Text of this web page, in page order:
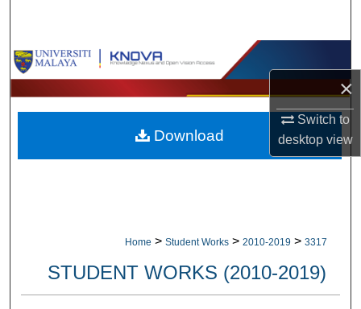
×
Switch to
desktopview
Browse Collections
My Account
About
Home > Student Works > 2010-2019 > 3317
STUDENT WORKS (2010-2019)
Download